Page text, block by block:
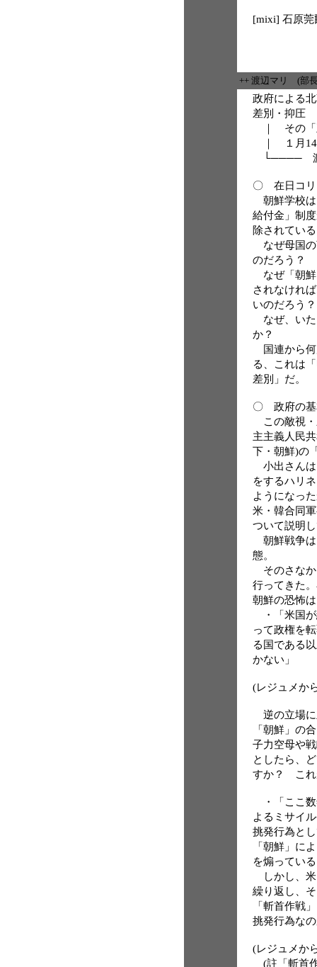
[mixi] 石原莞
++ 渡辺マリ (部
政府による
差別・抑圧
｜ その「
｜ １月14
└──── 渡
〇 在日コリ
朝鮮学校は
給付金」制
除されてい
なぜ母国の
のだろう？
なぜ「朝鮮
されなけれ
いのだろう？
なぜ、いた
か？
国連から何
る、これは
差別」だ。
〇 政府の基
この敵視・
主主義人民
下・朝鮮)の
小出さんは
をするハリ
ようになっ
米・韓合同
ついて説明
朝鮮戦争は
態。
そのさなか
行ってきた
朝鮮の恐怖
・「米国が
って政権を
る国である
かない」
(レジュメか
逆の立場に
「朝鮮」の
子力空母や
としたら、
すか？ これ
・「ここ数
よるミサイ
挑発行為と
「朝鮮」に
を煽ってい
しかし、米
繰り返し、
「斬首作戦
挑発行為な
(レジュメか
(註「斬首